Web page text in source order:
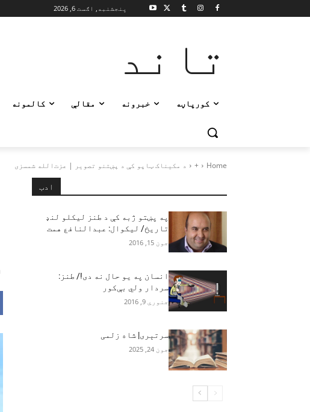
پنجشنبه, اګست 6, 2026
تاند
کورپاڼه خبرونه مقالې کالمونه
Home
+ د مکیناک ټاپو کې د پښتنو تصویر | عزت‌الله شمسزی
ادب
په پښتو ژبه کې د طنز ليکلو لنډ
تاريخ/ ليکوال: عبدالنافع همت
جون 15, 2016
انسان په يو حال نه دی!/ طنز:
سردار ولي بې‌کور
جنوري 9, 2016
سرتېری| شاه زلمی
جون 24, 2025